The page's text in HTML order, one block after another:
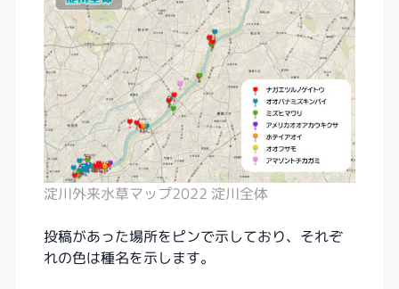
淀川外来水草マップ2022 淀川全体
投稿があった場所をピンで示しており、それぞ
れの色は種名を示します。